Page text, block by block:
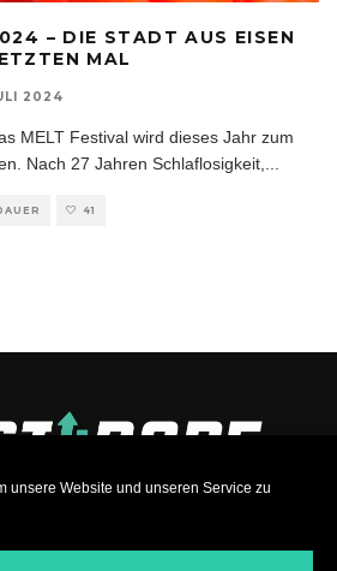
unsere Website und unseren Service zu
– DIE STADT AUS EISEN
MAL
2024
MELT Festival wird dieses Jahr zum
Nach 27 Jahren Schlaflosigkeit,
41